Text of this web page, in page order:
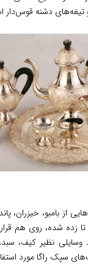
تیغه‌های دشنه
از بامبو، خیزران،
زده شده، روی هم قرار
وسایلی نظیر کیف،
سپک راگا مورد